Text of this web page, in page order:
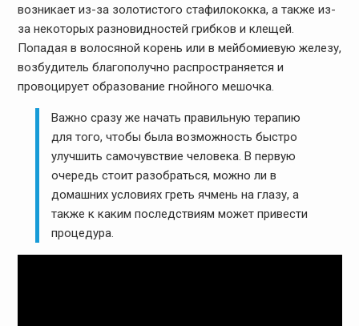
возникает из-за золотистого стафилококка, а также из-
за некоторых разновидностей грибков и клещей.
Попадая в волосяной корень или в мейбомиевую железу,
возбудитель благополучно распространяется и
провоцирует образование гнойного мешочка.
Важно сразу же начать правильную терапию
для того, чтобы была возможность быстро
улучшить самочувствие человека. В первую
очередь стоит разобраться, можно ли в
домашних условиях греть ячмень на глазу, а
также к каким последствиям может привести
процедура.